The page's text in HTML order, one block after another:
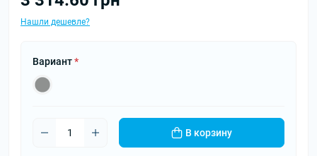
Нашли дешевле?
Вариант*
В корзину